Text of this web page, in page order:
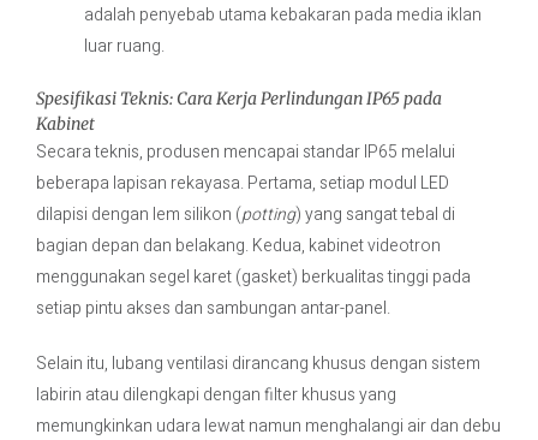
adalah penyebab utama kebakaran pada media iklan
luar ruang.
Spesifikasi Teknis: Cara Kerja Perlindungan IP65 pada
Kabinet
Secara teknis, produsen mencapai standar IP65 melalui
beberapa lapisan rekayasa. Pertama, setiap modul LED
dilapisi dengan lem silikon (potting) yang sangat tebal di
bagian depan dan belakang. Kedua, kabinet videotron
menggunakan segel karet (gasket) berkualitas tinggi pada
setiap pintu akses dan sambungan antar-panel.
Selain itu, lubang ventilasi dirancang khusus dengan sistem
labirin atau dilengkapi dengan filter khusus yang
memungkinkan udara lewat namun menghalangi air dan debu